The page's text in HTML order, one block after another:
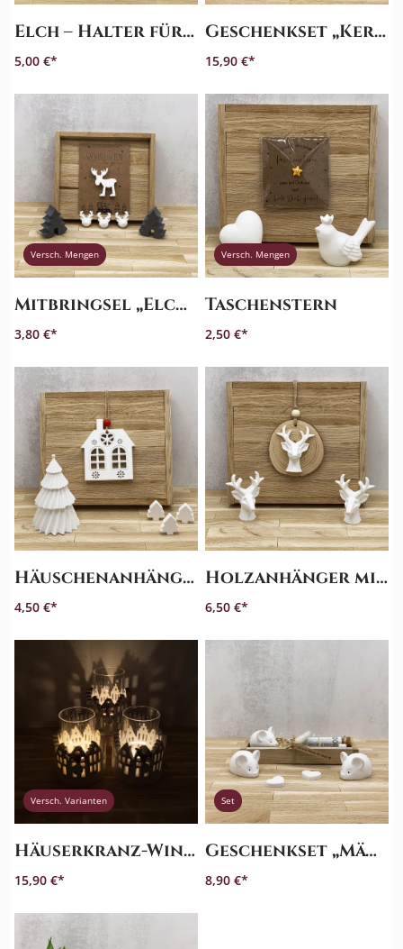
Elch – Halter für Geld oder Schokolade
5,00 €
Geschenkset „Kerzen – Nimm, was Du brauchst, Winteredition“
15,90 €
Versch. Mengen
Mitbringsel „Elch“ – Weihnachten to go
3,80 €
Versch. Mengen
Taschenstern
2,50 €
Häuschenanhänger
4,50 €
Holzanhänger mit Geweih
6,50 €
Versch. Varianten
Häuserkranz-Windlicht - Groß
15,90 €
Set
Geschenkset „Mäuse“
8,90 €